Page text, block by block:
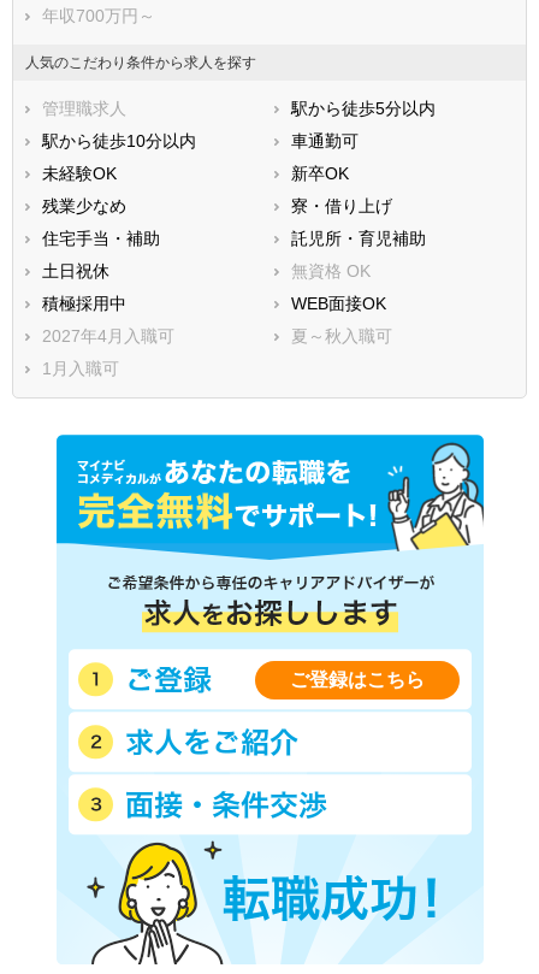
年収700万円～
人気のこだわり条件から求人を探す
管理職求人
駅から徒歩5分以内
駅から徒歩10分以内
車通勤可
未経験OK
新卒OK
残業少なめ
寮・借り上げ
住宅手当・補助
託児所・育児補助
土日祝休
無資格 OK
積極採用中
WEB面接OK
2027年4月入職可
夏～秋入職可
1月入職可
ご登録はこちら